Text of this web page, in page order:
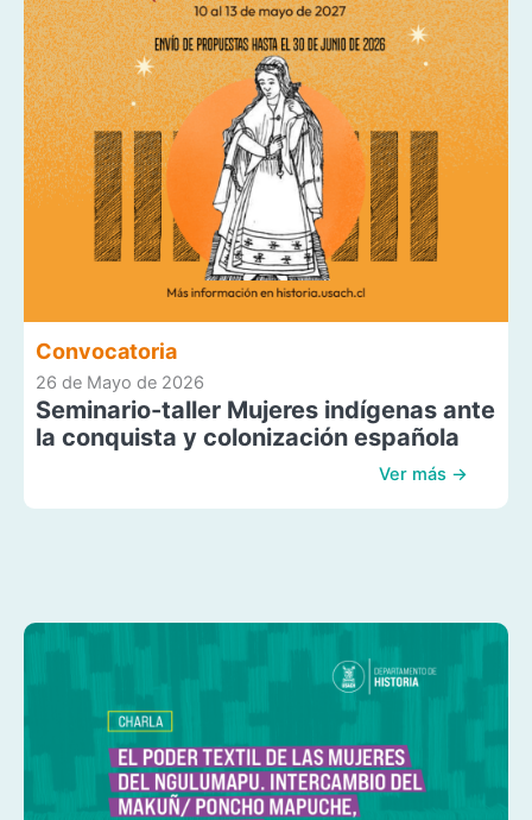
Convocatoria
26 de Mayo de 2026
Seminario-taller Mujeres indígenas ante
la conquista y colonización española
Ver más →